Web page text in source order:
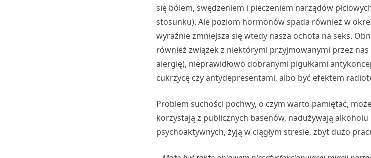
się bólem, swędzeniem i pieczeniem narządów
stosunku). Ale poziom hormonów spada również w
wyraźnie zmniejsza się wtedy nasza ochota na seks.
również związek z niektórymi przyjmowanymi przez
alergię), nieprawidłowo dobranymi pigułkami
cukrzycę czy antydepresentami, albo być efektem
Problem suchości pochwy, o czym warto pamiętać,
korzystają z publicznych basenów, nadużywają
psychoaktywnych, żyją w ciągłym stresie, zbyt dużo